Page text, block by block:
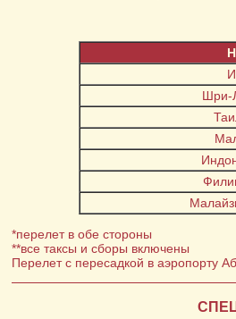
Шри-
*перелет в обе стороны
**все таксы и сборы включены
Перелет с пересадкой в аэропорту